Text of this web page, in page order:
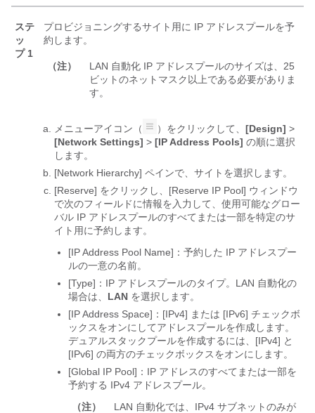
ステ
ッ
プ 1
プロビジョニングするサイト用に IP アドレスプールを予
約します。
（注）
LAN 自動化 IP アドレスプールのサイズは、25
ビットのネットマスク以上である必要がありま
す。
メニューアイコン（ ）をクリックして、 [Design] >
[Network Settings] > [IP Address Pools] の順に選択
します。
[Network Hierarchy] ペインで、サイトを選択します。
[Reserve] をクリックし、[Reserve IP Pool] ウィンドウ
で次のフィールドに情報を入力して、使用可能なグロー
バル IP アドレスプールのすべてまたは一部を特定のサ
イト用に予約します。
[IP Address Pool Name] ：予約した IP アドレスプー
ルの一意の名前。
[Type] ：IP アドレスプールのタイプ。LAN 自動化の
場合は、 LAN を選択します。
[IP Address Space]：[IPv4] または [IPv6] チェックボ
ックスをオンにしてアドレスプールを作成します。
デュアルスタックプールを作成するには、[IPv4] と
[IPv6] の両方のチェックボックスをオンにします。
[Global IP Pool]：IP アドレスのすべてまたは一部を
予約する IPv4 アドレスプール。
（注）
LAN 自動化では、IPv4 サブネットのみが